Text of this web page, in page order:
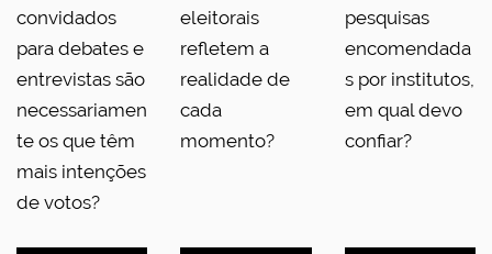
convidados
para debates e
entrevistas são
necessariamen
te os que têm
mais intenções
de votos?
eleitorais
refletem a
realidade de
cada
momento?
pesquisas
encomendada
s por institutos,
em qual devo
confiar?